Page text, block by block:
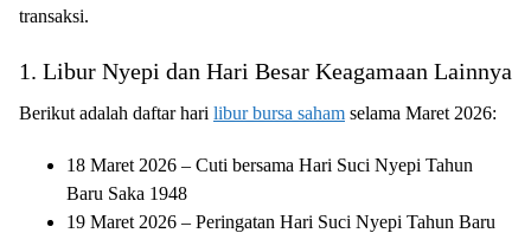
transaksi.
1. Libur Nyepi dan Hari Besar Keagamaan Lainnya
Berikut adalah daftar hari libur bursa saham selama Maret 2026:
18 Maret 2026 – Cuti bersama Hari Suci Nyepi Tahun
Baru Saka 1948
19 Maret 2026 – Peringatan Hari Suci Nyepi Tahun Baru